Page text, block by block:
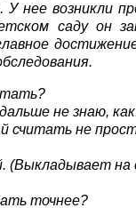
У нее возникли
саду он
не знаю,
не
на
точнее?